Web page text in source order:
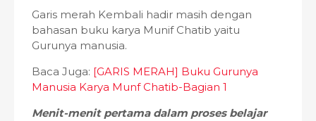
Garis merah Kembali hadir masih dengan
bahasan buku karya Munif Chatib yaitu
Gurunya manusia.
Baca Juga: [GARIS MERAH] Buku Gurunya
Manusia Karya Munf Chatib-Bagian 1
Menit-menit pertama dalam proses belajar